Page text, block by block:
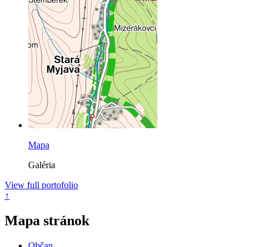
Mapa
Galéria
View full portofolio
↑
Mapa stránok